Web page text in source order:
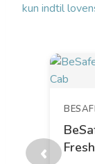
kun indtil
‹